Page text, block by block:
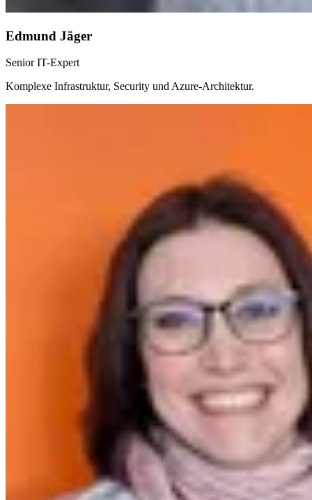
Edmund Jäger
Senior IT-Expert
Komplexe Infrastruktur, Security und Azure-Architektur.